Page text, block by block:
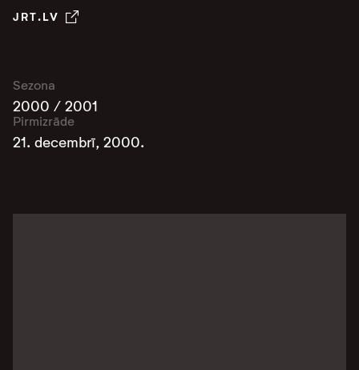
JRT.LV
Sezona
2000 / 2001
Pirmizrāde
21. decembrī, 2000.